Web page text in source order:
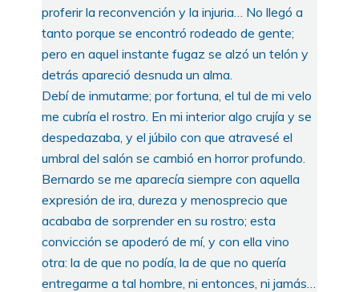
proferir la reconvención y la injuria… No llegó a
tanto porque se encontró rodeado de gente;
pero en aquel instante fugaz se alzó un telón y
detrás apareció desnuda un alma.
Debí de inmutarme; por fortuna, el tul de mi velo
me cubría el rostro. En mi interior algo crujía y se
despedazaba, y el júbilo con que atravesé el
umbral del salón se cambió en horror profundo.
Bernardo se me aparecía siempre con aquella
expresión de ira, dureza y menosprecio que
acababa de sorprender en su rostro; esta
convicción se apoderó de mí, y con ella vino
otra: la de que no podía, la de que no quería
entregarme a tal hombre, ni entonces, ni jamás…